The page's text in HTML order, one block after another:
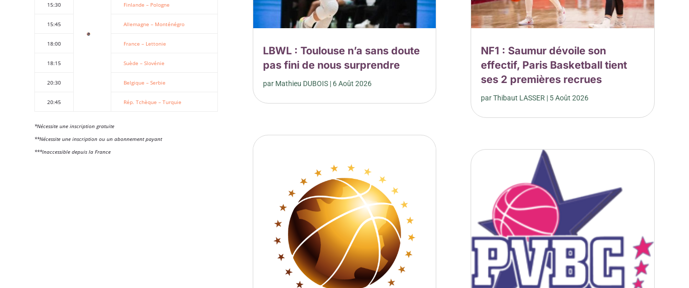
15:30 Finlande – Pologne
15:45 Allemagne – Monténégro
18:00 France – Lettonie
18:15 Suède – Slovénie
20:30 Belgique – Serbie
20:45 Rép. Tchèque – Turquie
*Nécessite une inscription gratuite
**Nécessite une inscription ou un abonnement payant
***Inaccessible depuis la France
LBWL : Toulouse n’a sans doute
pas fini de nous surprendre
par Mathieu DUBOIS| 6 Août 2026
NF1 : Saumur dévoile son
effectif, Paris Basketball tient
ses 2 premières recrues
parThibaut LASSER | 5 Août 2026